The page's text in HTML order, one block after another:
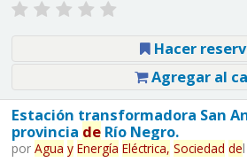
Hacer
Agregar al
Estación transformadora San
provincia deRío Negro.
por Agua y Energía Eléctrica, Sociedad del